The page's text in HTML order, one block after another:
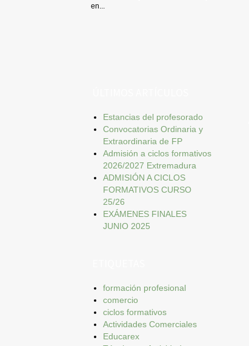
en...
Estancias del profesorado
Convocatorias Ordinaria y
Extraordinaria de FP
Admisión a ciclos formativos
2026/2027 Extremadura
ADMISIÓN A CICLOS
FORMATIVOS CURSO
25/26
EXÁMENES FINALES
JUNIO 2025
formación profesional
comercio
ciclos formativos
Actividades Comerciales
Educarex